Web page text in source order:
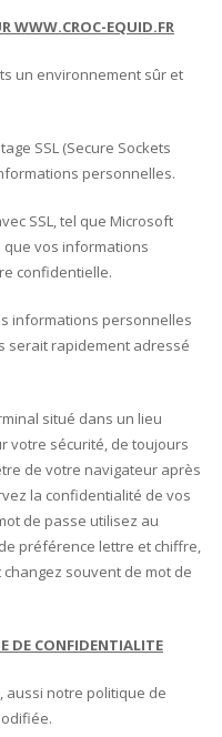
WWW.CROC-EQUID.FR
un environnement sûr et
SSL (Secure Sockets
personnelles.
SSL, tel que Microsoft
que vos informations
confidentielle.
informations personnelles
serait rapidement adressé
situé dans un lieu
votre sécurité, de toujours
de votre navigateur après
la confidentialité de vos
de passe utilisez au
préférence lettre et chiffre,
changez souvent de mot de
DE CONFIDENTIALITE
aussi notre politique de